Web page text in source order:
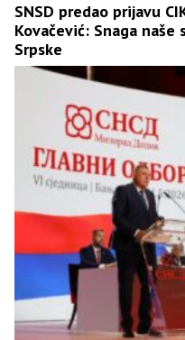
SNSD predao prijavu
Kovačević: Snaga
Srpske